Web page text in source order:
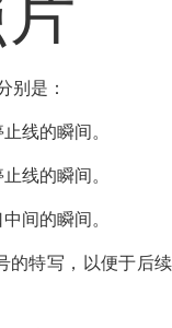
别是：
线的瞬间。
线的瞬间。
间的瞬间。
的特写，以便于后续